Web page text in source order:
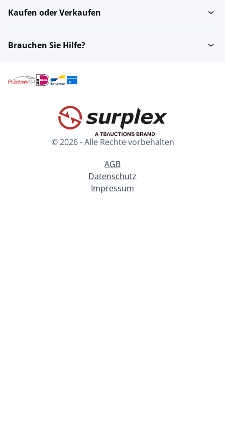
Kaufen oder Verkaufen
Brauchen Sie Hilfe?
© 2026 - Alle Rechte vorbehalten
AGB
Datenschutz
Impressum